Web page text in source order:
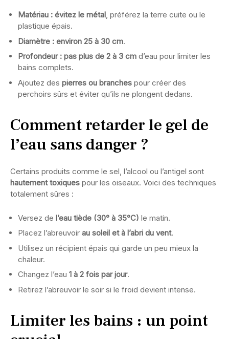
Matériau : évitez le métal, préférez la terre cuite ou le
plastique épais.
Diamètre : environ 25 à 30 cm.
Profondeur : pas plus de 2 à 3 cm d’eau pour limiter les
bains complets.
Ajoutez des pierres ou branches pour créer des
perchoirs sûrs et éviter qu’ils ne plongent dedans.
Comment retarder le gel de
l’eau sans danger ?
Certains produits comme le sel, l’alcool ou l’antigel sont
hautement toxiques pour les oiseaux. Voici des techniques
totalement sûres :
Versez de l’eau tiède (30° à 35°C) le matin.
Placez l’abreuvoir au soleil et à l’abri du vent.
Utilisez un récipient épais qui garde un peu mieux la
chaleur.
Changez l’eau 1 à 2 fois par jour.
Retirez l’abreuvoir le soir si le froid devient intense.
Limiter les bains : un point